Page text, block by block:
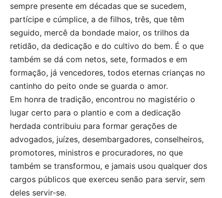
sempre presente em décadas que se sucedem,
partícipe e cúmplice, a de filhos, três, que têm
seguido, mercê da bondade maior, os trilhos da
retidão, da dedicação e do cultivo do bem. É o que
também se dá com netos, sete, formados e em
formação, já vencedores, todos eternas crianças no
cantinho do peito onde se guarda o amor.
Em honra de tradição, encontrou no magistério o
lugar certo para o plantio e com a dedicação
herdada contribuiu para formar gerações de
advogados, juízes, desembargadores, conselheiros,
promotores, ministros e procuradores, no que
também se transformou, e jamais usou qualquer dos
cargos públicos que exerceu senão para servir, sem
deles servir-se.